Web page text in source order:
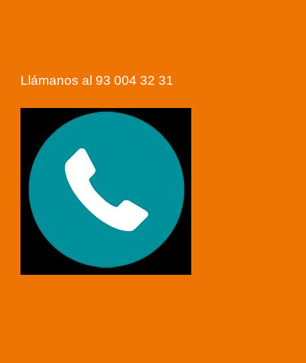
Llámanos al 93 004 32 31